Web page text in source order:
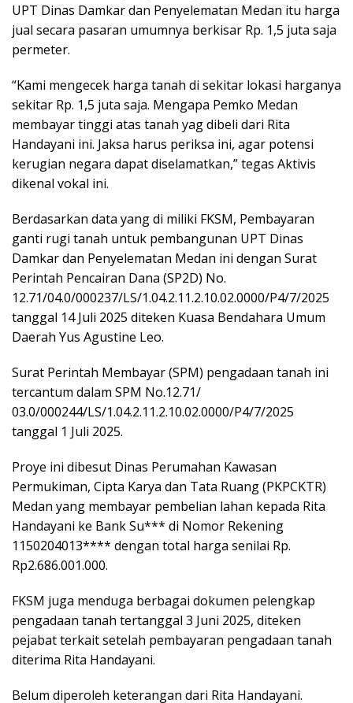
UPT Dinas Damkar dan Penyelematan Medan itu harga
jual secara pasaran umumnya berkisar Rp. 1,5 juta saja
permeter.
“Kami mengecek harga tanah di sekitar lokasi harganya
sekitar Rp. 1,5 juta saja. Mengapa Pemko Medan
membayar tinggi atas tanah yag dibeli dari Rita
Handayani ini. Jaksa harus periksa ini, agar potensi
kerugian negara dapat diselamatkan,” tegas Aktivis
dikenal vokal ini.
Berdasarkan data yang di miliki FKSM, Pembayaran
ganti rugi tanah untuk pembangunan UPT Dinas
Damkar dan Penyelematan Medan ini dengan Surat
Perintah Pencairan Dana (SP2D) No.
12.71/04.0/000237/LS/1.04.2.11.2.10.02.0000/P4/7/2025
tanggal 14 Juli 2025 diteken Kuasa Bendahara Umum
Daerah Yus Agustine Leo.
Surat Perintah Membayar (SPM) pengadaan tanah ini
tercantum dalam SPM No.12.71/
03.0/000244/LS/1.04.2.11.2.10.02.0000/P4/7/2025
tanggal 1 Juli 2025.
Proye ini dibesut Dinas Perumahan Kawasan
Permukiman, Cipta Karya dan Tata Ruang (PKPCKTR)
Medan yang membayar pembelian lahan kepada Rita
Handayani ke Bank Su*** di Nomor Rekening
1150204013**** dengan total harga senilai Rp.
Rp2.686.001.000.
FKSM juga menduga berbagai dokumen pelengkap
pengadaan tanah tertanggal 3 Juni 2025, diteken
pejabat terkait setelah pembayaran pengadaan tanah
diterima Rita Handayani.
Belum diperoleh keterangan dari Rita Handayani.